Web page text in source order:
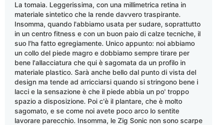
La tomaia. Leggerissima, con una millimetrica retina in
materiale sintetico che la rende davvero traspirante.
Insomma, quando l'abbiamo usata per sudare, soprattutto
in un centro fitness e con un buon paio di calze tecniche, il
suo l'ha fatto egregiamente. Unico appunto: noi abbiamo
un collo del piede magro e dobbiamo sempre tirare per
bene l'allacciatura che qui è sagomata da un profilo in
materiale plastico. Sarà anche bello dal punto di vista del
design ma tende ad arricciarsi quando si stringono bene i
lacci e la sensazione è che il piede abbia un po' troppo
spazio a disposizione. Poi c'è il plantare, che è molto
sagomato, e se come noi avete poco arco lo sentite
lavorare parecchio. Insomma, le Zig Sonic non sono scarpe